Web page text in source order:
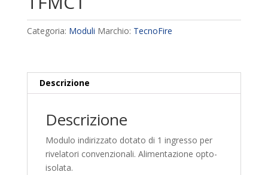
Categoria: Moduli Marchio: TecnoFire
Descrizione
Descrizione
Modulo indirizzato dotato di 1 ingresso per
rivelatori convenzionali. Alimentazione opto-
isolata.